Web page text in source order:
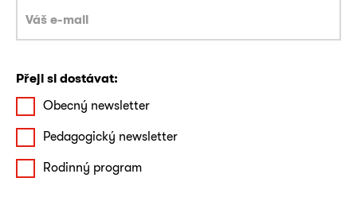
Přeji si dostávat:
Obecný newsletter
Pedagogický newsletter
Rodinný program